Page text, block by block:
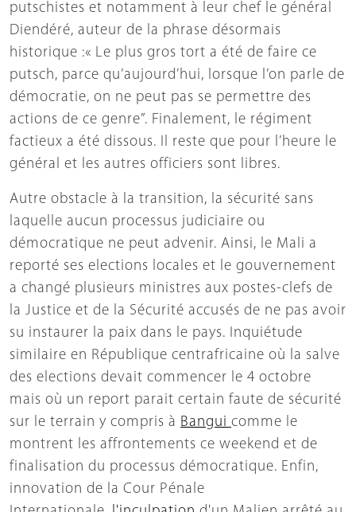
putschistes et notamment à leur chef le général
Diendéré, auteur de la phrase désormais
historique :« Le plus gros tort a été de faire ce
putsch, parce qu’aujourd’hui, lorsque l’on parle de
démocratie, on ne peut pas se permettre des
actions de ce genre”. Finalement, le régiment
factieux a été dissous. Il reste que pour l’heure le
général et les autres officiers sont libres.
Autre obstacle à la transition, la sécurité sans
laquelle aucun processus judiciaire ou
démocratique ne peut advenir. Ainsi, le Mali a
reporté ses elections locales et le gouvernement
a changé plusieurs ministres aux postes-clefs de
la Justice et de la Sécurité accusés de ne pas avoir
su instaurer la paix dans le pays. Inquiétude
similaire en République centrafricaine où la salve
des elections devait commencer le 4 octobre
mais où un report parait certain faute de sécurité
sur le terrain y compris à Bangui comme le
montrent les affrontements ce weekend et de
finalisation du processus démocratique. Enfin,
innovation de la Cour Pénale